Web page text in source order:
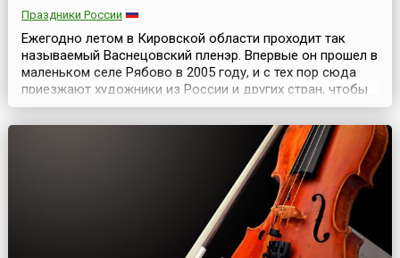
Праздники России
Ежегодно летом в Кировской области проходит так
называемый Васнецовский пленэр. Впервые он прошел в
маленьком селе Рябово в 2005 году, и с тех пор сюда
приезжают художники из России и других стран, чтобы
писать с натуры в местах, где создавали свои
произведения Виктор и Аполлинарий Васнецовы.С 2012
года программа пленэра изменилась. Усадьба в Рябово
находилась на реконструкции, поэтому художни...